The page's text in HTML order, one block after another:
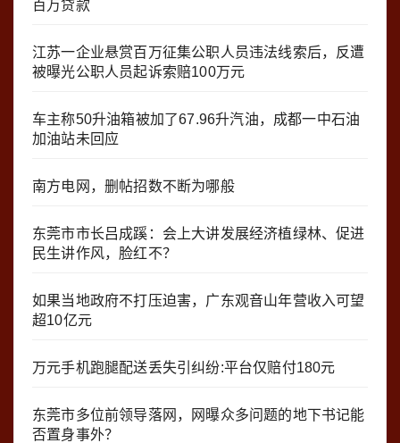
百万贷款
江苏一企业悬赏百万征集公职人员违法线索后，反遭
被曝光公职人员起诉索赔100万元
车主称50升油箱被加了67.96升汽油，成都一中石油
加油站未回应
南方电网，删帖招数不断为哪般
东莞市市长吕成蹊：会上大讲发展经济植绿林、促进
民生讲作风，脸红不？
如果当地政府不打压迫害，广东观音山年营收入可望
超10亿元
万元手机跑腿配送丢失引纠纷:平台仅赔付180元
东莞市多位前领导落网，网曝众多问题的地下书记能
否置身事外？